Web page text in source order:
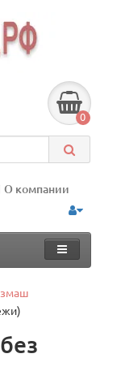
0
О компании